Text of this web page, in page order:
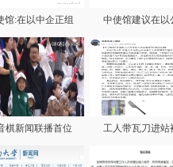
馆:在以中企正组 中使馆建议在以
棋新闻联播首位 工人带瓦刀进站